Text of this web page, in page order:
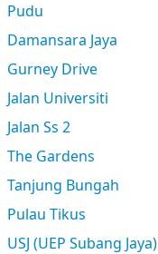
Pudu
Damansara Jaya
Gurney Drive
Jalan Universiti
Jalan Ss 2
The Gardens
Tanjung Bungah
Pulau Tikus
USJ (UEP Subang Jaya)